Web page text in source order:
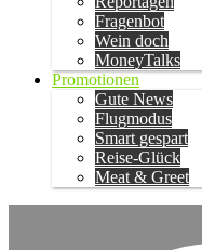
Fragenbot
Wein doch
MoneyTalks
Promotionen
Gute News
Flugmodus
Smart gespart
Reise-Glück
Meat & Greet